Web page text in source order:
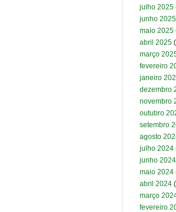
julho 2025
junho 2025
maio 2025
abril 2025
março
fevereiro
janeiro
dezembro
novembro
outubro
setembro
agosto
julho 2024
junho 2024
maio 2024
abril 2024
março
fevereiro